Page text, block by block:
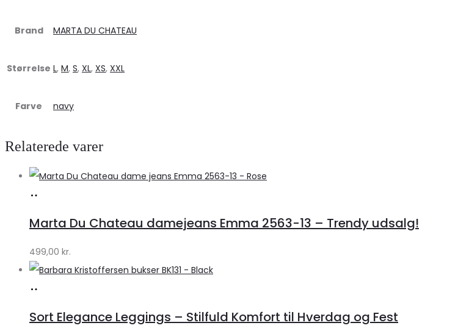
Brand MARTA DU CHATEAU
Størrelse L, M, S, XL, XS, XXL
Farve navy
Relaterede varer
Klædeskabet.dk
Marta Du Chateau damejeans Emma 2563-13 – Trendy udsalg!
499,00 kr.
Klædeskabet.dk
Sort Elegance Leggings – Stilfuld Komfort til Hverdag og Fest